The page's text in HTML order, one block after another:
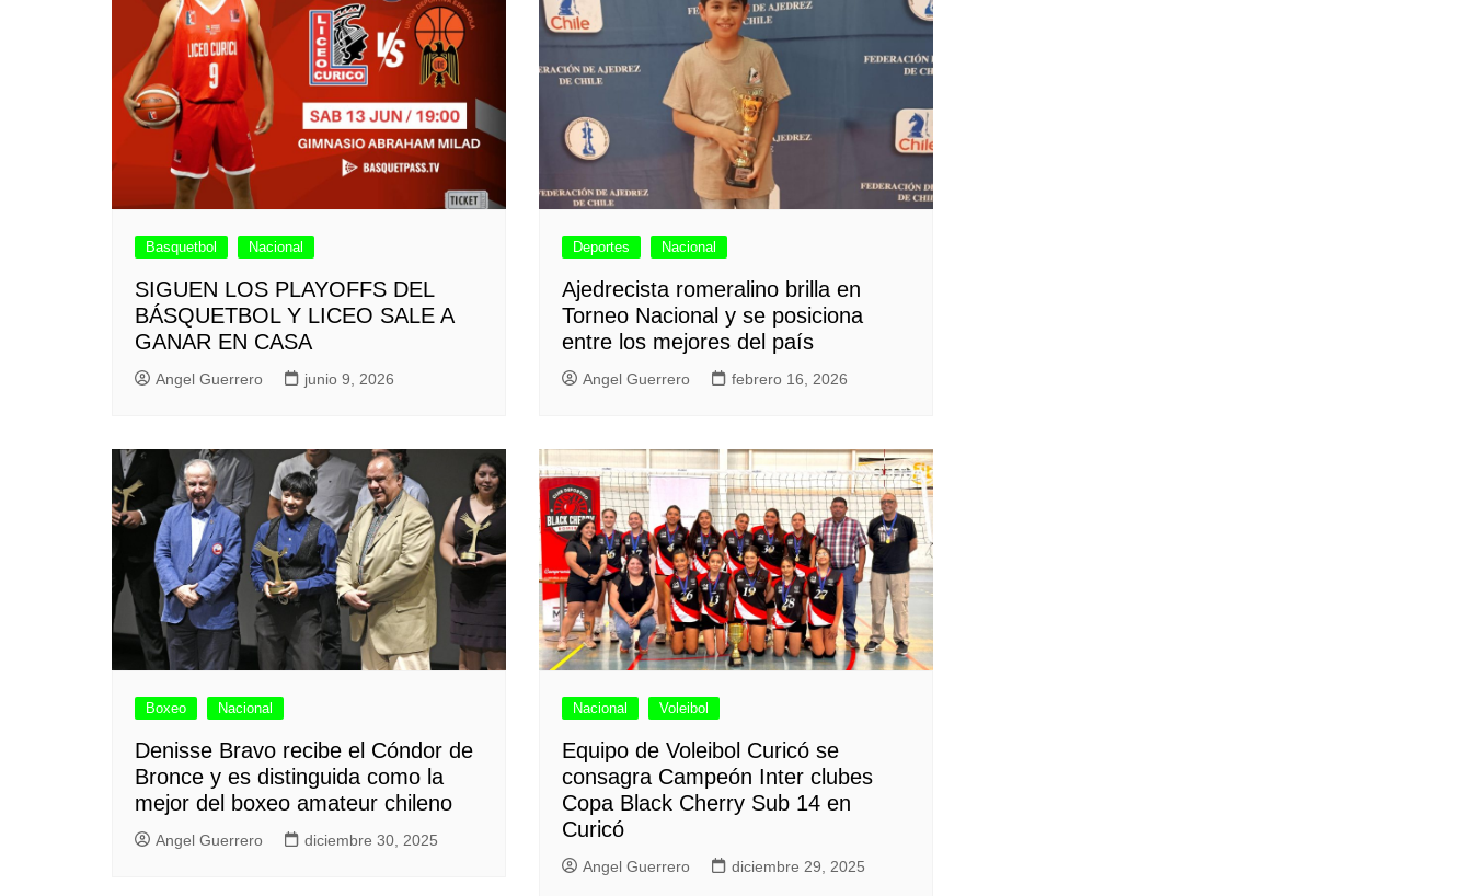
Basquetbol Nacional
SIGUEN LOS PLAYOFFS DEL
BÁSQUETBOL Y LICEO SALE A
GANAR EN CASA
Angel Guerrero junio 9, 2026
Deportes Nacional
Ajedrecista romeralino brilla en
Torneo Nacional y se posiciona
entre los mejores del país
Angel Guerrero febrero 16, 2026
Boxeo Nacional
Denisse Bravo recibe el Cóndor de
Bronce y es distinguida como la
mejor del boxeo amateur chileno
Angel Guerrero diciembre 30, 2025
Nacional Voleibol
Equipo de Voleibol Curicó se
consagra Campeón Inter clubes
Copa Black Cherry Sub 14 en
Curicó
Angel Guerrero diciembre 29, 2025